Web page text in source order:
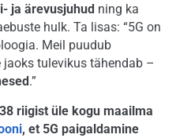
ja ärevusjuhud ning ka
hulk. Ta lisas: “5G on
Meil puudub
jaoks tulevikus tähendab –
.”
riigist üle kogu maailma
, et 5G paigaldamine